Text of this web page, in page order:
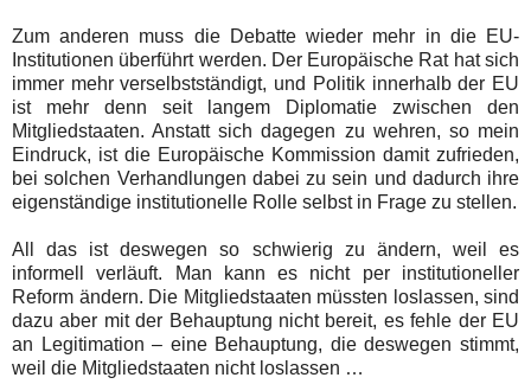
Zum anderen muss die Debatte wieder mehr in die EU-
Institutionen überführt werden. Der Europäische Rat hat sich
immer mehr verselbstständigt, und Politik innerhalb der EU
ist mehr denn seit langem Diplomatie zwischen den
Mitgliedstaaten. Anstatt sich dagegen zu wehren, so mein
Eindruck, ist die Europäische Kommission damit zufrieden,
bei solchen Verhandlungen dabei zu sein und dadurch ihre
eigenständige institutionelle Rolle selbst in Frage zu stellen.
All das ist deswegen so schwierig zu ändern, weil es
informell verläuft. Man kann es nicht per institutioneller
Reform ändern. Die Mitgliedstaaten müssten loslassen, sind
dazu aber mit der Behauptung nicht bereit, es fehle der EU
an Legitimation – eine Behauptung, die deswegen stimmt,
weil die Mitgliedstaaten nicht loslassen …